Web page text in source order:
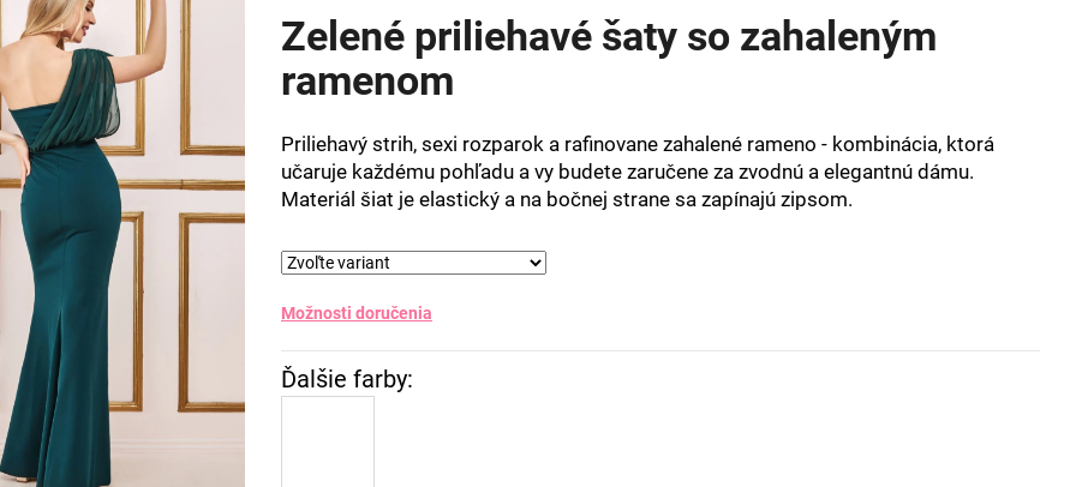
produktu
je
hviezdičiek.
Zelené priliehavé šaty so zahaleným
ramenom
Priliehavý strih, sexi rozparok a rafinovane zahalené rameno - kombinácia, ktorá
učaruje každému pohľadu a vy budete zaručene za zvodnú a elegantnú dámu.
Materiál šiat je elastický a na bočnej strane sa zapínajú zipsom.
Možnosti doručenia
Odporúčame